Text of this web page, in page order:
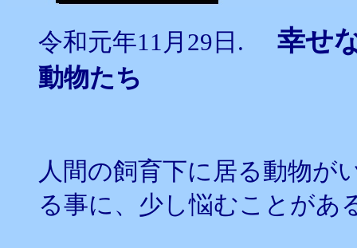
令和元年11月29日. 幸せ
動物たち
人間の飼育下に居る動物が
る事に、少し悩むことがあ